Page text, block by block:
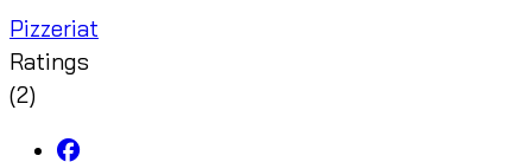
Pizzeriat
Ratings
(2)